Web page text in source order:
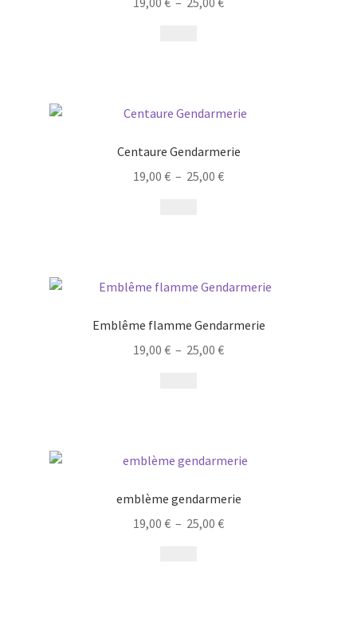
Centaure Gendarmerie
19,00 € – 25,00 €
Emblême flamme Gendarmerie
19,00 € – 25,00 €
emblème gendarmerie
19,00 € – 25,00 €